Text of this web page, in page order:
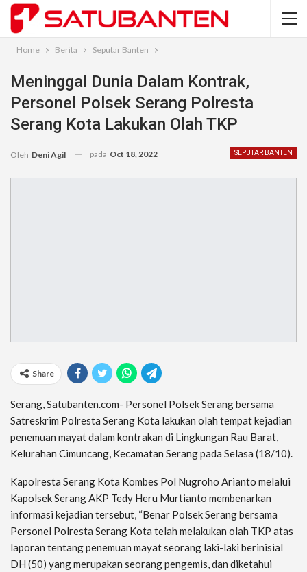
Home Berita Seputar Banten
Meninggal Dunia Dalam Kontrak,
Personel Polsek Serang Polresta
Serang Kota Lakukan Olah TKP
SEPUTAR BANTEN
Oleh Deni Agil pada Oct 18, 2022
Share
Serang, Satubanten.com- Personel Polsek Serang bersama
Satreskrim Polresta Serang Kota lakukan olah tempat kejadian
penemuan mayat dalam kontrakan di Lingkungan Rau Barat,
Kelurahan Cimuncang, Kecamatan Serang pada Selasa (18/10).
Kapolresta Serang Kota Kombes Pol Nugroho Arianto melalui
Kapolsek Serang AKP Tedy Heru Murtianto membenarkan
informasi kejadian tersebut, “Benar Polsek Serang bersama
Personel Polresta Serang Kota telah melakukan olah TKP atas
laporan tentang penemuan mayat seorang laki-laki berinisial
DH (50) yang merupakan seorang pengemis, dan diketahui